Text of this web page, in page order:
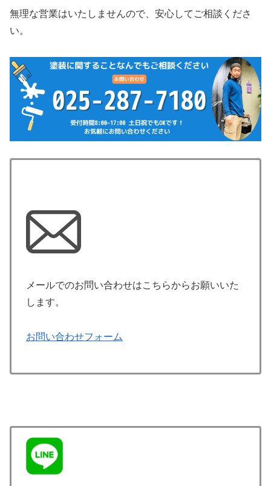
無理な営業はいたしませんので、安心してご相談くださ
い。
メールでのお問い合わせはこちらからお願いいた
します。
お問い合わせフォーム